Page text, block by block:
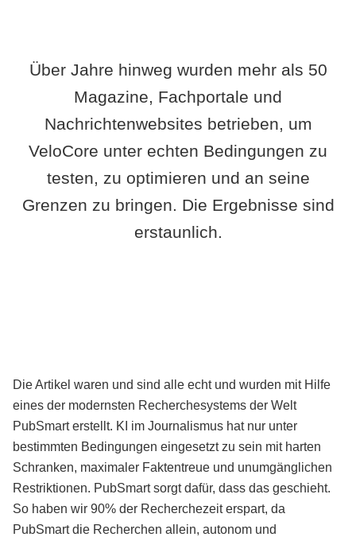
Über Jahre hinweg wurden mehr als 50
Magazine, Fachportale und
Nachrichtenwebsites betrieben, um
VeloCore unter echten Bedingungen zu
testen, zu optimieren und an seine
Grenzen zu bringen. Die Ergebnisse sind
erstaunlich.
Die Artikel waren und sind alle echt und wurden mit Hilfe
eines der modernsten Recherchesystems der Welt
PubSmart erstellt. KI im Journalismus hat nur unter
bestimmten Bedingungen eingesetzt zu sein mit harten
Schranken, maximaler Faktentreue und unumgänglichen
Restriktionen. PubSmart sorgt dafür, dass das geschieht.
So haben wir 90% der Recherchezeit erspart, da
PubSmart die Recherchen allein, autonom und